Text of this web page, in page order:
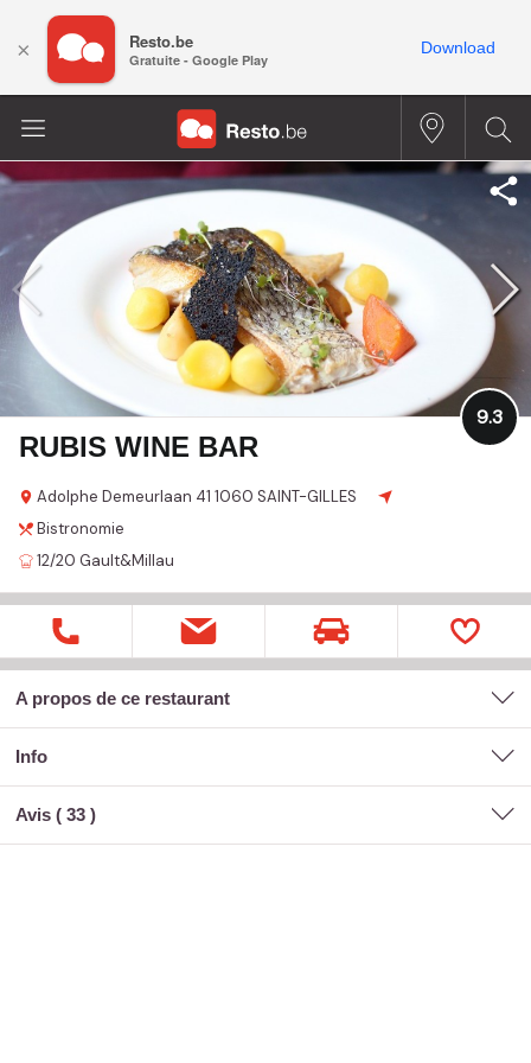
RUBIS WINE BAR
Adolphe Demeurlaan 41 1060 SAINT-GILLES
9.3
Bistronomie
12/20 Gault&Millau
A propos de ce restaurant
Info
Avis ( 33 )
× Resto.be
Gratuite - Google Play
Download